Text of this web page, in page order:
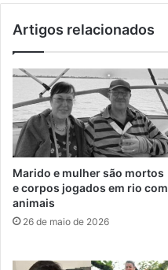
Artigos relacionados
Marido e mulher são mortos
e corpos jogados em rio com
animais
26 de maio de 2026